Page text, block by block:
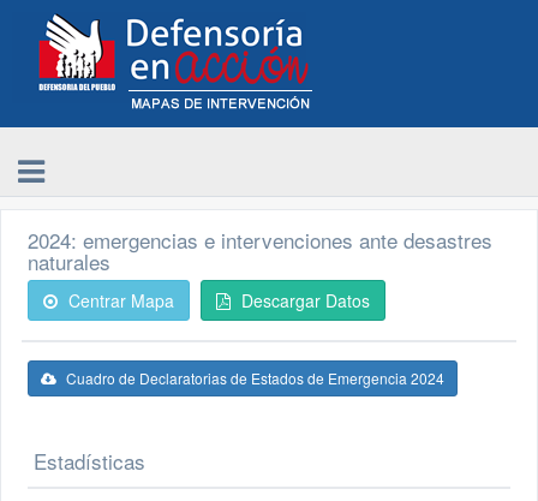
2024: emergencias e intervenciones ante desastres
naturales
Centrar Mapa Descargar Datos
Cuadro de Declaratorias de Estados de Emergencia 2024
Estadísticas